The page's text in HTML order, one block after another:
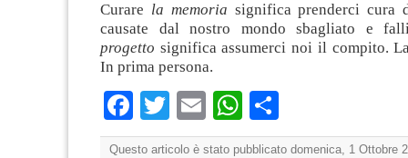
Curare la memoria significa prenderci cura
causate dal nostro mondo sbagliato e
progetto significa assumerci noi il compito.
In prima persona.
Facebook
TwitterEmailWhatsApp
Questo articolo è stato pubblicato domenica, 1 Ottobre